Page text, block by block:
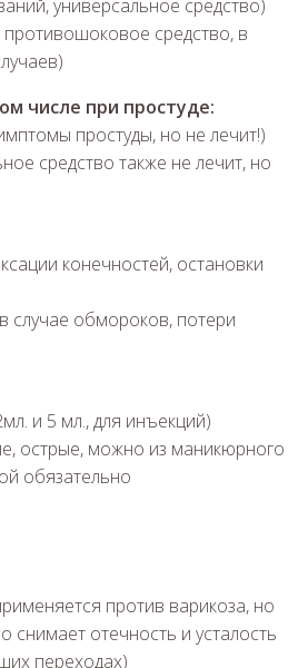
универсальное средство)
средство, в
числе при простуде:
простуды, но не лечит!)
средство также не лечит, но
конечностей, остановки
случае обмороков, потери
и 5 мл., для инъекций)
острые, можно из маникюрного
обязательно
против варикоза, но
отечность и усталость
переходах)